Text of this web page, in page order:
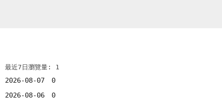
最近7日瀏覽量: 1
2026-08-07
0
2026-08-06
0